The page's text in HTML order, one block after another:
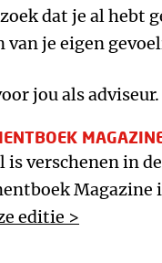
dat je al hebt
je eigen
jou als adviseur.
verschenen in
Magazine
editie >